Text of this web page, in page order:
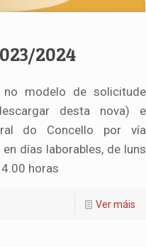
2024
modelo de solicitude
desta nova) e
do Concello por vía
días laborables, de luns
horas
Ver máis